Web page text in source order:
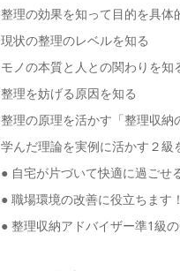
整理の効果を知って目的を具体
現状の整理のレベルを知る
モノの本質と人との関わりを知
整理を妨げる原因を知る
整理の原理を活かす「整理収納
学んだ理論を実例に活かす２級
● 自宅が片づいて快適に過ごせ
● 職場環境の改善に役立ちます！
● 整理収納アドバイザー準1級